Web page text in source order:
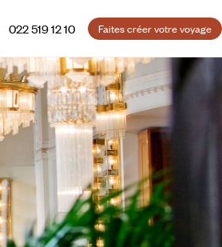
022 519 12 10 Faites créer votre voyage